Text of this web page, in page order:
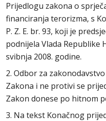
Prijedlogu zakona o
financiranja terorizma, s
P. Z. E. br. 93, koji je
podnijela Vlada Republike
svibnja 2008. godine.
2. Odbor za
Zakona i ne protivi se
Zakon donese po hitnom
3. Na tekst Konačnog